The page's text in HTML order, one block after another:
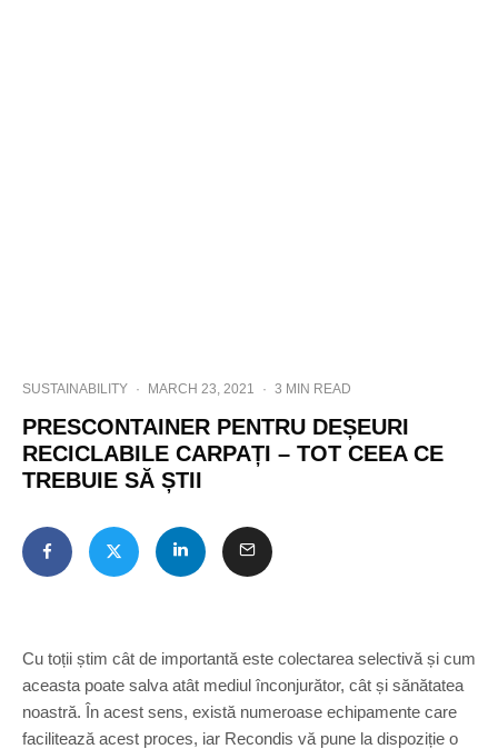
SUSTAINABILITY · MARCH 23, 2021 · 3 MIN READ
PRESCONTAINER PENTRU DEȘEURI
RECICLABILE CARPAȚI – TOT CEEA CE
TREBUIE SĂ ȘTII
Cu toții știm cât de importantă este colectarea selectivă și cum
aceasta poate salva atât mediul înconjurător, cât și sănătatea
noastră. În acest sens, există numeroase echipamente care
facilitează acest proces, iar Recondis vă pune la dispoziție o